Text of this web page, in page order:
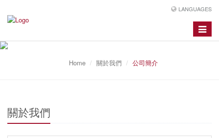
LANGUAGES
Toggle
Home 關於我們 公司簡介
關於我們